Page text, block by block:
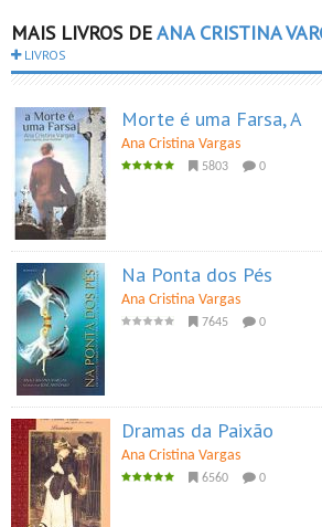
MAIS LIVROS DEANA CRISTINA
LIVROS
Morte é uma Farsa, A
Ana Cristina Vargas
5803 0
Na Ponta dos Pés
Ana Cristina Vargas
7645 0
Dramas da Paixão
Ana Cristina Vargas
6560 0